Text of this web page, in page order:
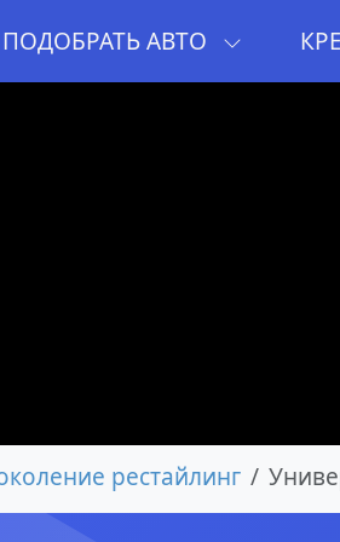
ПОДОБРАТЬ АВТО
рестайлинг